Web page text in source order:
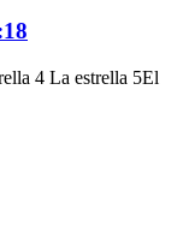
4 La estrella 5El